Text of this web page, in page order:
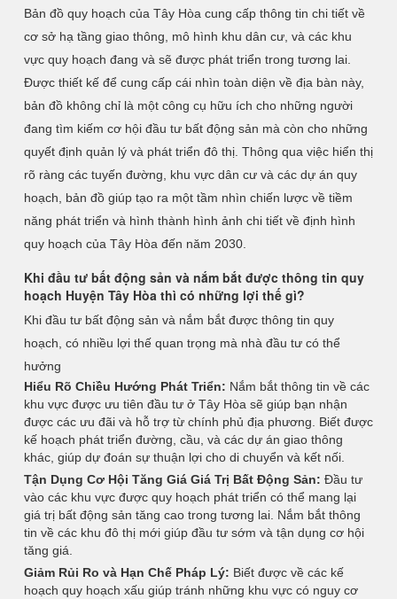
Bản đồ quy hoạch của Tây Hòa cung cấp thông tin chi tiết về
cơ sở hạ tầng giao thông, mô hình khu dân cư, và các khu
vực quy hoạch đang và sẽ được phát triển trong tương lai.
Được thiết kế để cung cấp cái nhìn toàn diện về địa bàn này,
bản đồ không chỉ là một công cụ hữu ích cho những người
đang tìm kiếm cơ hội đầu tư bất động sản mà còn cho những
quyết định quản lý và phát triển đô thị. Thông qua việc hiển thị
rõ ràng các tuyến đường, khu vực dân cư và các dự án quy
hoạch, bản đồ giúp tạo ra một tầm nhìn chiến lược về tiềm
năng phát triển và hình thành hình ảnh chi tiết về định hình
quy hoạch của Tây Hòa đến năm 2030.
Khi đầu tư bất động sản và nắm bắt được thông tin quy
hoạch Huyện Tây Hòa thì có những lợi thế gì?
Khi đầu tư bất động sản và nắm bắt được thông tin quy
hoạch, có nhiều lợi thế quan trọng mà nhà đầu tư có thể
hưởng
Hiểu Rõ Chiều Hướng Phát Triển: Nắm bắt thông tin về các
khu vực được ưu tiên đầu tư ở Tây Hòa sẽ giúp bạn nhận
được các ưu đãi và hỗ trợ từ chính phủ địa phương. Biết được
kế hoạch phát triển đường, cầu, và các dự án giao thông
khác, giúp dự đoán sự thuận lợi cho di chuyển và kết nối.
Tận Dụng Cơ Hội Tăng Giá Giá Trị Bất Động Sản: Đầu tư
vào các khu vực được quy hoạch phát triển có thể mang lại
giá trị bất động sản tăng cao trong tương lai. Nắm bắt thông
tin về các khu đô thị mới giúp đầu tư sớm và tận dụng cơ hội
tăng giá.
Giảm Rủi Ro và Hạn Chế Pháp Lý: Biết được về các kế
hoạch quy hoạch xấu giúp tránh những khu vực có nguy cơ